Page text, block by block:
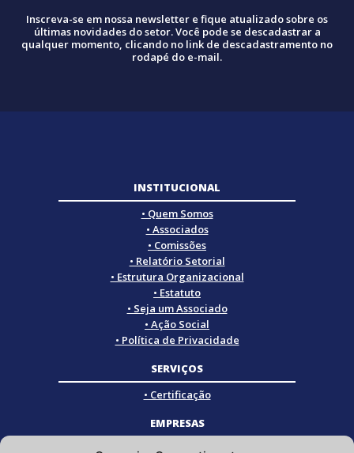
Inscreva-se em nossa newsletter e fique atualizado sobre os
últimas novidades do setor. Você pode se descadastrar a
qualquer momento, clicando no link de descadastramento no
rodapé do e-mail.
INSTITUCIONAL
• Quem Somos
• Associados
• Comissões
• Relatório Setorial
• Estrutura Organizacional
• Estatuto
• Seja um Associado
• Ação Social
• Política de Privacidade
SERVIÇOS
• Certificação
EMPRESAS
• Empresas Associadas